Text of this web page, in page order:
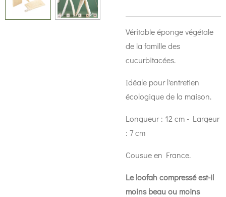
Véritable éponge végétale
de la famille des
cucurbitacées.
Idéale pour l'entretien
écologique de la maison.
Longueur : 12 cm - Largeur
: 7 cm
Cousue en France.
Le loofah compressé est-il
moins beau ou moins